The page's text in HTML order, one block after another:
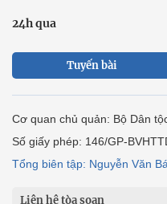
24h qua
Tuyến bài
Cơ quan chủ quản: Bộ Dân
Số giấy phép: 146/GP-
Tổng biên tập: Nguyễn Văn Bá
Liên hệ tòa soạn